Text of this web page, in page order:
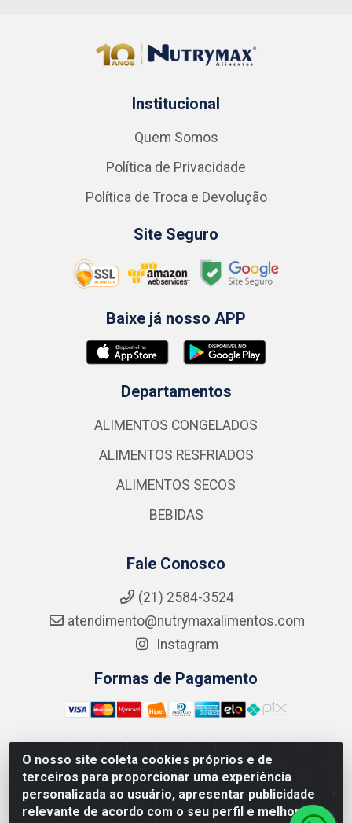
O nosso site coleta cookies próprios e de
terceiros para proporcionar uma experiência
personalizada ao usuário, apresentar publicidade
relevante de acordo com o seu perfil e melhorar a
Institucional
Quem Somos
Política de Privacidade
Política de Troca e Devolução
Site Seguro
Baixe já nosso APP
Departamentos
ALIMENTOS CONGELADOS
ALIMENTOS RESFRIADOS
ALIMENTOS SECOS
BEBIDAS
Fale Conosco
(21) 2584-3524
atendimento@nutrymaxalimentos.com
Instagram
Formas de Pagamento
NUTRY MAX COMÉRCIO DE PRODUTOS ALIMENTICIOS
LTDA - RUA DO FEIJÃO, 721 PENHA CIRCULAR/RJ -
CNPJ: 15.796.122/0001-03